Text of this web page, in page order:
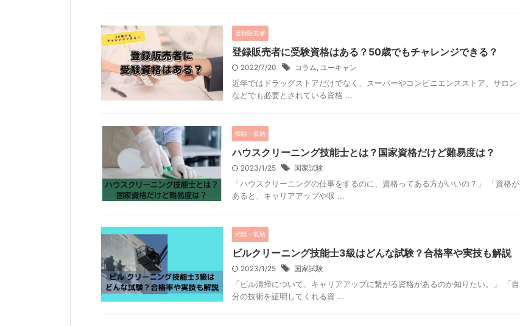
登録販売者
登録販売者に受験資格はある？50歳でもチャレンジできる？
2022/7/20 コラム, ユーキャン
近年ではドラッグストアだけでなく、スーパーやコンビニエンスストア、サロン
などでも必要とされている資格 ...
掃除・収納
ハウスクリーニング技能士とは？国家資格だけど難易度は？
2023/1/25 国家試験
「ハウスクリーニングの仕事をするのに、資格ってある方がいいの？」 「資格が
あると、キャリアアップや収 ...
掃除・収納
ビルクリーニング技能士3級はどんな試験？合格率や実技も解説
2023/1/25 国家試験
「ビル清掃について、キャリアアップに繋がる資格があるのか知りたい。」 「自
分の技術を証明してくれる資 ...